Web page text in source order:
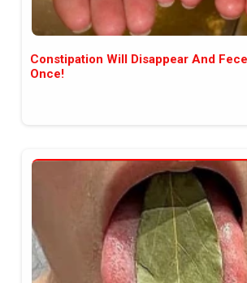
Constipation Will Disappear And
Once!